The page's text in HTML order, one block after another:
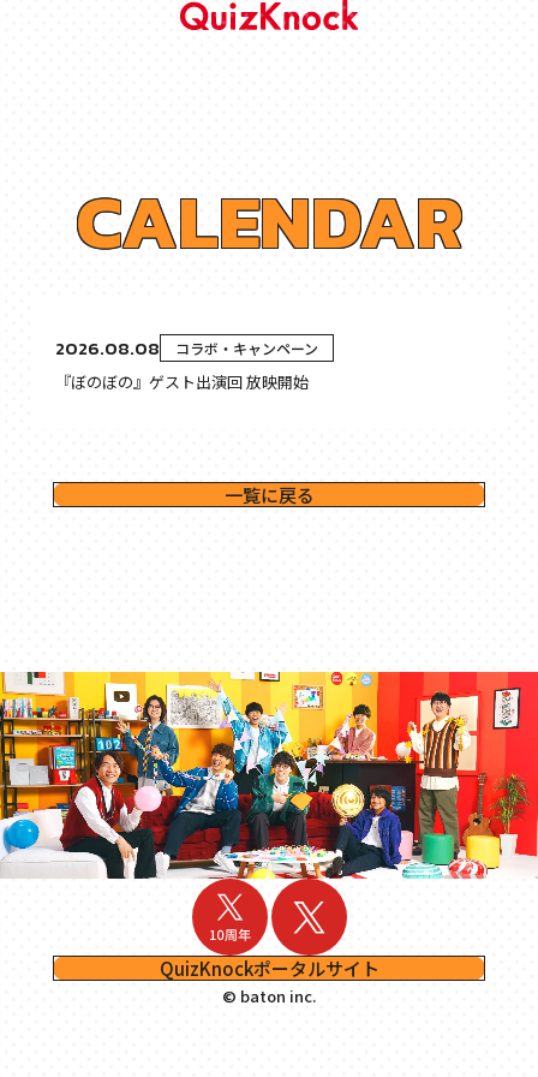
CALENDAR
2026.08.08 コラボ・キャンペーン
『ぼのぼの』ゲスト出演回 放映開始
一覧に戻る
QuizKnockポータルサイト
© baton inc.